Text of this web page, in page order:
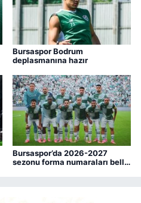
Bursaspor Bodrum
deplasmanına hazır
Bursaspor’da 2026-2027
sezonu forma numaraları belli